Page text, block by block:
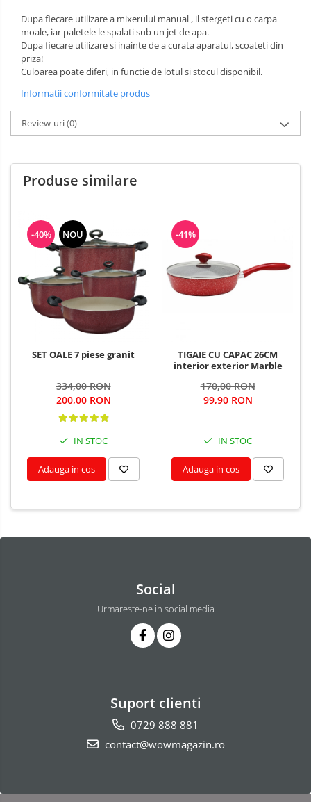
Dupa fiecare utilizare a mixerului manual , il stergeti cu o carpa
moale, iar paletele le spalati sub un jet de apa.
Dupa fiecare utilizare si inainte de a curata aparatul, scoateti din
priza!
Culoarea poate diferi, in functie de lotul si stocul disponibil.
Informatii conformitate produs
Review-uri(0)
Produse similare
-40% NOU
SET OALE 7 piese granit
334,00 RON
200,00 RON
IN STOC
Adauga in cos
-41%
TIGAIE CU CAPAC 26CM
interior exterior Marble
170,00 RON
99,90 RON
IN STOC
Adauga in cos
Social
Urmareste-ne in social media
Suport clienti
0729 888 881
contact@wowmagazin.ro